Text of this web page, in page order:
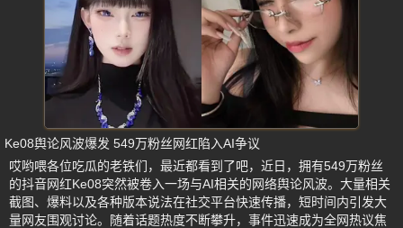
Ke08舆论风波爆发 549万粉丝网红陷入AI争议
哎哟喂各位吃瓜的老铁们，最近都看到了吧，近日，拥有549万粉丝
的抖音网红Ke08突然被卷入一场与AI相关的网络舆论风波。大量相关
截图、爆料以及各种版本说法在社交平台快速传播，短时间内引发大
量网友围观讨论。随着话题热度不断攀升，事件迅速成为全网热议焦